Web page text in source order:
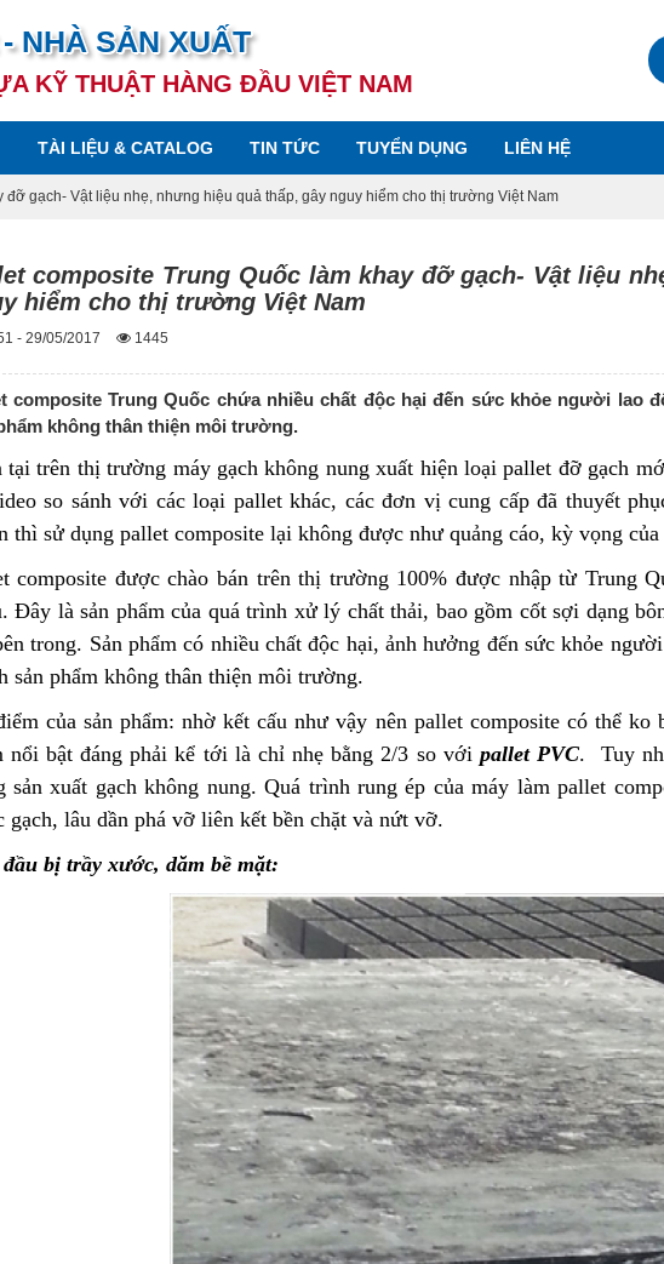
NHÀ SẢN XUẤT
KỸ THUẬT HÀNG ĐẦU VIỆT NAM
TÀI LIỆU & CATALOG TIN TỨC TUYỂN DỤNG LIÊN HỆ
đỡ gạch- Vật liệu nhẹ, nhưng hiệu quả thấp, gây nguy hiểm cho thị trường Việt Nam
composite Trung Quốc làm khay đỡ gạch- Vật liệu
hiểm cho thị trường Việt Nam
- 29/05/2017 1445
composite Trung Quốc chứa nhiều chất độc hại đến sức khỏe người lao
không thân thiện môi trường.
tại trên thị trường máy gạch không nung xuất hiện loại pallet đỡ gạch
so sánh với các loại pallet khác, các đơn vị cung cấp đã thuyết
thì sử dụng pallet composite lại không được như quảng cáo, kỳ vọng
composite được chào bán trên thị trường 100% được nhập từ Trung
Đây là sản phẩm của quá trình xử lý chất thải, bao gồm cốt sợi dạng
trong. Sản phẩm có nhiều chất độc hại, ảnh hưởng đến sức khỏe
sản phẩm không thân thiện môi trường.
của sản phẩm: nhờ kết cấu như vậy nên pallet composite có thể
nổi bật đáng phải kể tới là chỉ nhẹ bằng 2/3 so vớipallet PVC. Tuy
sản xuất gạch không nung. Quá trình rung ép của máy làm pallet
gạch, lâu dần phá vỡ liên kết bền chặt và nứt vỡ.
bị trầy xước, dăm bề mặt: